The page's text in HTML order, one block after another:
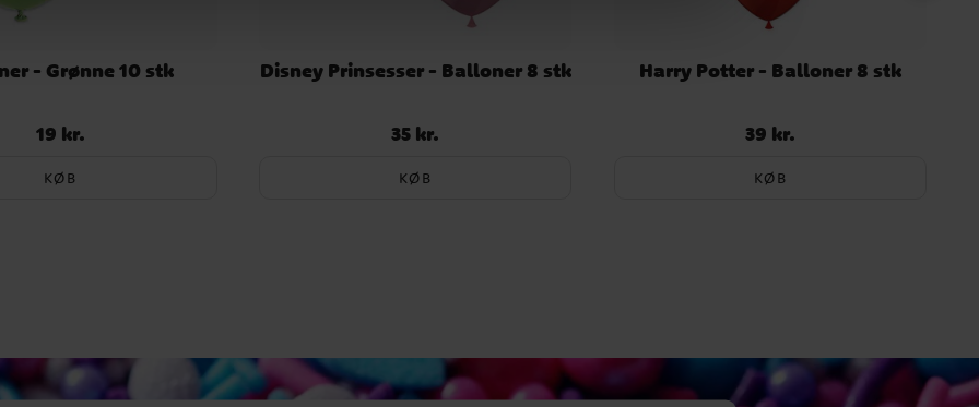
- Grønne 10 stk
Pris: 19 kr.
19 kr.
KØB
Disney Prinsesser - Balloner 8 stk
Pris: 35 kr.
35 kr.
KØB
Harry Potter - Balloner 8 stk
Pris: 39 kr.
39 kr.
KØB